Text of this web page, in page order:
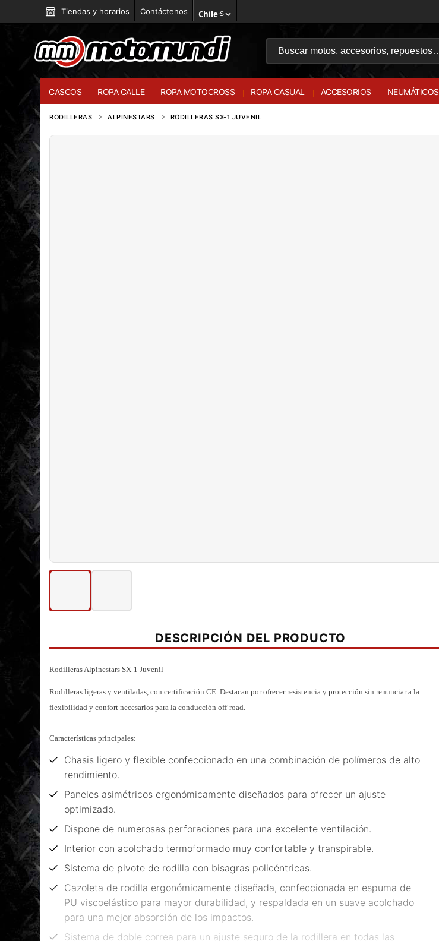
Tiendas y horarios Contáctenos Chile·$
CASCOS ROPA CALLE ROPA MOTOCROSS ROPA CASUAL ACCESORIOS NEUMÁTICOS
RODILLERAS ALPINESTARS RODILLERAS SX-1 JUVENIL
DESCRIPCIÓN DEL PRODUCTO
Rodilleras Alpinestars SX-1 Juvenil
Rodilleras ligeras y ventiladas, con certificación CE. Destacan por ofrecer resistencia y protección sin renunciar a la
flexibilidad y confort necesarios para la conducción off-road.
Características principales:
Chasis ligero y flexible confeccionado en una combinación de polímeros de alto
rendimiento.
Paneles asimétricos ergonómicamente diseñados para ofrecer un ajuste
optimizado.
Dispone de numerosas perforaciones para una excelente ventilación.
Interior con acolchado termoformado muy confortable y transpirable.
Sistema de pivote de rodilla con bisagras policéntricas.
Cazoleta de rodilla ergonómicamente diseñada, confeccionada en espuma de
PU viscoelástico para mayor durabilidad, y respaldada en un suave acolchado
para una mejor absorción de los impactos.
Sistema de doble correa para un ajuste seguro de la rodillera en todas las